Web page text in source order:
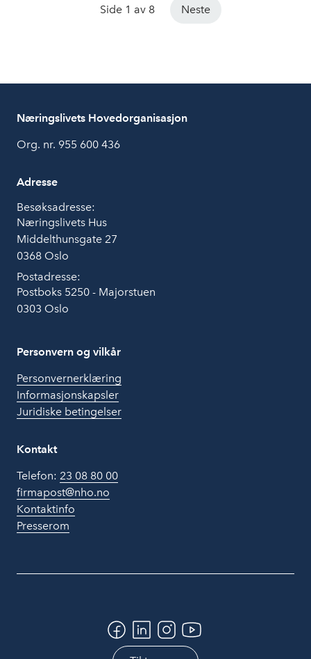
vår, sier regiondirektør Jon Kristiansen i NHO Innlandet.
Side 1 av 8 Neste
Næringslivets Hovedorganisasjon
Org. nr. 955 600 436
Adresse
Besøksadresse:
Næringslivets Hus
Middelthunsgate 27
0368 Oslo
Postadresse:
Postboks 5250 - Majorstuen
0303 Oslo
Personvern og vilkår
Personvernerklæring
Informasjonskapsler
Juridiske betingelser
Kontakt
Telefon: 23 08 80 00
firmapost@nho.no
Kontaktinfo
Presserom